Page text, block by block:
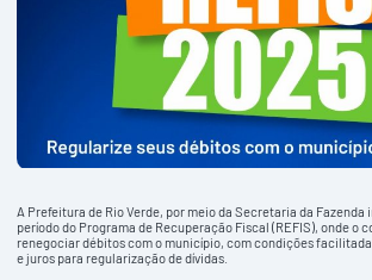
A Prefeitura de Rio Verde, por meio da Secretaria da Fazenda
período do Programa de Recuperação Fiscal (REFIS), onde o
renegociar débitos com o município, com condições
e juros para regularização de dívidas.